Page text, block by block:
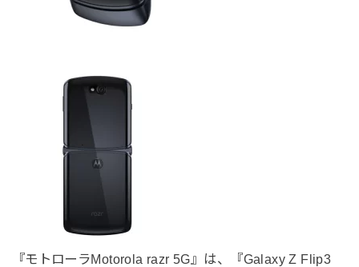
『モトローラMotorola razr 5G』は、『Galaxy Z Flip3